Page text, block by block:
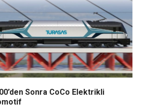
Sonra CoCo Elektrikli